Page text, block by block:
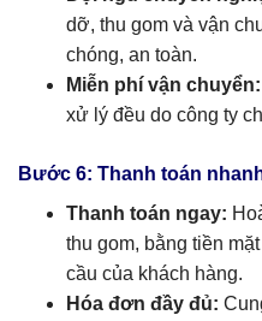
dỡ, thu gom và vận
chóng, an toàn.
Miễn phí vận chuyển:
xử lý đều do công ty
Bước 6: Thanh toán
Thanh toán ngay:
thu gom, bằng tiền
cầu của khách hàng.
Hóa đơn đầy đủ: